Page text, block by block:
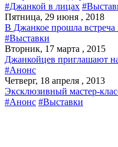
#Джанкой в лицах
Пятница, 29 июня , 2018
В Джанкое прошла встреча
#Выставки
Вторник, 17 марта , 2015
Джанкойцев приглашают
#Анонс
Четверг, 18 апреля , 2013
Эксклюзивный мастер-
#Анонс #Выставки